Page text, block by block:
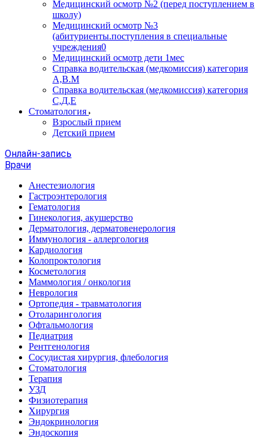
Медицинский осмотр №2 (перед поступлением в
школу)
Медицинский осмотр №3
(абитуриенты.поступления в специальные
учреждения0
Медицинский осмотр дети 1мес
Справка водительская (медкомиссия) категория
А,В.М
Справка водительская (медкомиссия) категория
С,Д,Е
Стоматология
Взрослый прием
Детский прием
Онлайн-запись
Врачи
Анестезиология
Гастроэнтерология
Гематология
Гинекология, акушерство
Дерматология, дерматовенерология
Иммунология - аллергология
Кардиология
Колопроктология
Косметология
Маммология / онкология
Неврология
Ортопедия - травматология
Отоларингология
Офтальмология
Педиатрия
Рентгенология
Сосудистая хирургия, флебология
Стоматология
Терапия
УЗД
Физиотерапия
Хирургия
Эндокринология
Эндоскопия